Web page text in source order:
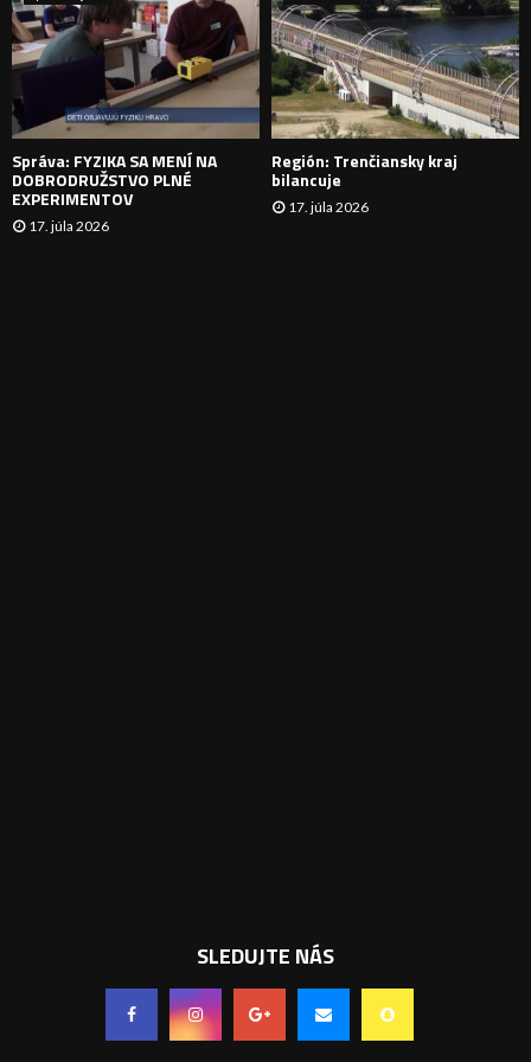
N
I
E
Správa: FYZIKA SA MENÍ NA
DOBRODRUŽSTVO PLNÉ
EXPERIMENTOV
17. júla 2026
Región: Trenčiansky kraj
bilancuje
17. júla 2026
SLEDUJTE NÁS